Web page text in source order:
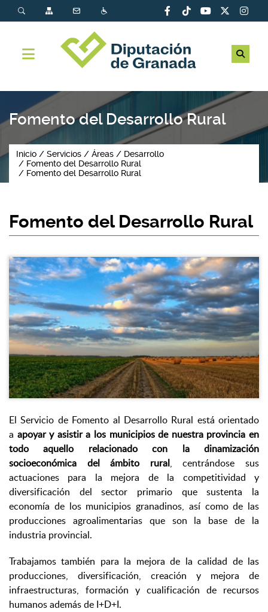
Fomento del Desarrollo Rural
Inicio Servicios Áreas
Desarrollo
Fomento del Desarrollo Rural
Fomento del Desarrollo Rural
Fomento del Desarrollo Rural
El Servicio de Fomento al Desarrollo Rural está orientado
a apoyar y asistir a los municipios de nuestra provincia en
todo aquello relacionado con la dinamización
socioeconómica del ámbito rural, centrándose sus
actuaciones para la mejora de la competitividad y
diversificación del sector primario que sustenta la
economía de los municipios granadinos, así como de las
producciones agroalimentarias que son la base de la
industria provincial.
Trabajamos también para la mejora de la calidad de las
producciones, diversificación, creación y mejora de
infraestructuras, formación y cualificación de recursos
humanos además de I+D+I.